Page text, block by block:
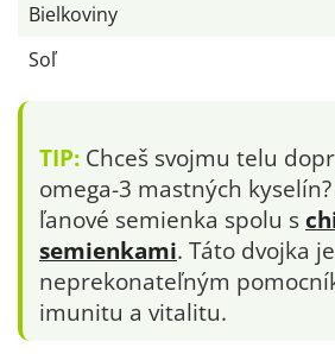
Bielkoviny
Soľ
TIP: Chceš svojmu telu
omega-3 mastných
ľanové semienka spolu s
semienkami. Táto dvojka je
neprekonateľným
imunitu a vitalitu.